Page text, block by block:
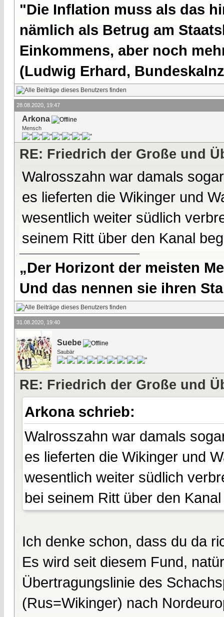
"Die Inflation muss als das
nämlich als Betrug am
Einkommens, aber noch
(Ludwig Erhard,
28.08.2020, 19:47
Arkona
Mensch
RE: Friedrich der Große und
Walrosszahn war damals
es lieferten die Wikinger und
wesentlich weiter südlich
seinem Ritt über den Kanal
„Der Horizont der meisten
Und das nennen sie ihren
31.08.2020, 19:40
Suebe
Saubär
RE: Friedrich der Große und
Arkona schrieb:
Walrosszahn war damals
es lieferten die Wikinger und
wesentlich weiter südlich
bei seinem Ritt über den
Ich denke schon, dass du da
Es wird seit diesem Fund,
Übertragungslinie des
(Rus=Wikinger) nach